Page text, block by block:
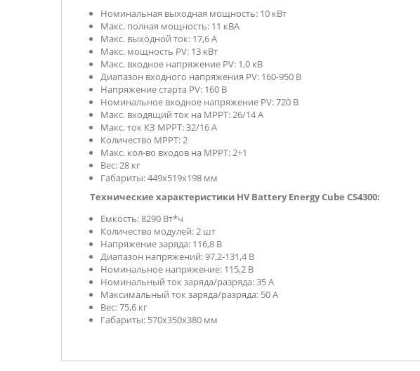
Номинальная выходная мощность: 10 кВт
Макс. полная мощность: 11 кВА
Макс. выходной ток: 17,6 А
Макс. мощность PV: 13 кВт
Макс. входное напряжение PV: 1,0 кВ
Диапазон входного напряжения PV: 160-950 В
Напряжение старта PV: 160 В
Номинальное входное напряжение PV: 720 В
Макс. входящий ток на МРРТ: 26/14 А
Макс. ток КЗ МРРТ: 32/16 А
Количество МРРТ: 2
Макс. кол-во входов на МРРТ: 2+1
Вес: 28 кг
Габариты: 449х519x198 мм
Технические характеристики HV Battery Energy Cube CS4300:
Емкость: 8290 Вт*ч
Количество модулей: 2 шт
Напряжение заряда: 116,8 В
Диапазон напряжений: 97,2-131,4 В
Номинальное напряжение: 115,2 В
Номинальный ток заряда/разряда: 35 А
Максимальный ток заряда/разряда: 50 А
Вес: 75,6 кг
Габариты: 570х350х380 мм